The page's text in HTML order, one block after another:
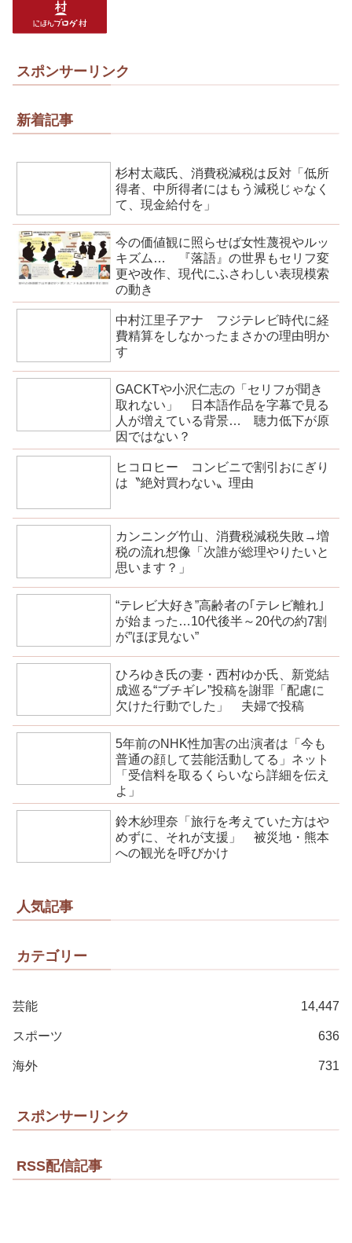
スポンサーリンク
新着記事
杉村太蔵氏、消費税減税は反対「低所
得者、中所得者にはもう減税じゃなく
て、現金給付を」
今の価値観に照らせば女性蔑視やルッ
キズム… 『落語』の世界もセリフ変
更や改作、現代にふさわしい表現模索
の動き
中村江里子アナ フジテレビ時代に経
費精算をしなかったまさかの理由明か
す
GACKTや小沢仁志の「セリフが聞き
取れない」 日本語作品を字幕で見る
人が増えている背景… 聴力低下が原
因ではない？
ヒコロヒー コンビニで割引おにぎり
は〝絶対買わない〟理由
カンニング竹山、消費税減税失敗→増
税の流れ想像「次誰が総理やりたいと
思います？」
“テレビ大好き”高齢者の｢テレビ離れ｣
が始まった…10代後半～20代の約7割
が”ほぼ見ない”
ひろゆき氏の妻・西村ゆか氏、新党結
成巡る“ブチギレ”投稿を謝罪「配慮に
欠けた行動でした」 夫婦で投稿
5年前のNHK性加害の出演者は「今も
普通の顔して芸能活動してる」ネット
「受信料を取るくらいなら詳細を伝え
よ」
鈴木紗理奈「旅行を考えていた方はや
めずに、それが支援」 被災地・熊本
への観光を呼びかけ
人気記事
カテゴリー
芸能 14,447
スポーツ 636
海外 731
スポンサーリンク
RSS配信記事